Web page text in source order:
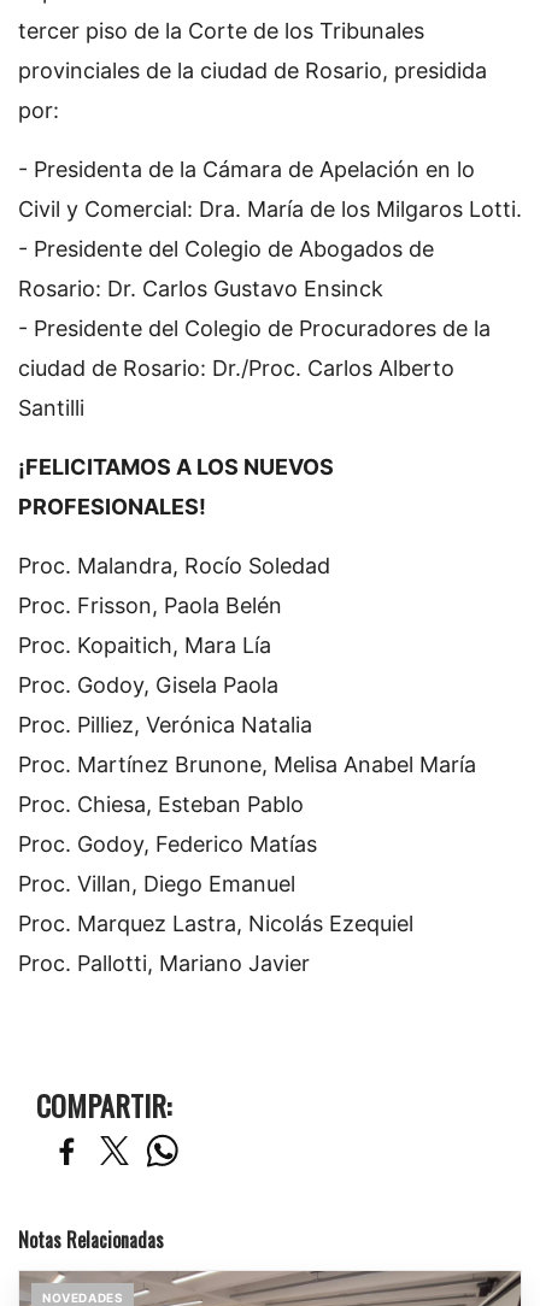
tercer piso de la Corte de los Tribunales
provinciales de la ciudad de Rosario, presidida
por:
- Presidenta de la Cámara de Apelación en lo
Civil y Comercial: Dra. María de los Milgaros Lotti.
- Presidente del Colegio de Abogados de
Rosario: Dr. Carlos Gustavo Ensinck
- Presidente del Colegio de Procuradores de la
ciudad de Rosario: Dr./Proc. Carlos Alberto
Santilli
¡FELICITAMOS A LOS NUEVOS
PROFESIONALES!
Proc. Malandra, Rocío Soledad
Proc. Frisson, Paola Belén
Proc. Kopaitich, Mara Lía
Proc. Godoy, Gisela Paola
Proc. Pilliez, Verónica Natalia
Proc. Martínez Brunone, Melisa Anabel María
Proc. Chiesa, Esteban Pablo
Proc. Godoy, Federico Matías
Proc. Villan, Diego Emanuel
Proc. Marquez Lastra, Nicolás Ezequiel
Proc. Pallotti, Mariano Javier
COMPARTIR:
Notas Relacionadas
NOVEDADES